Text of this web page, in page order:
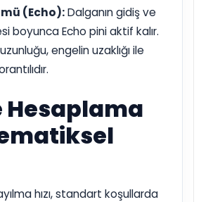
(Echo):Dalganın gidiş ve
boyunca Echo pini aktif kalır.
engelin uzaklığı ile
Hesaplama
hızı, standart koşullarda